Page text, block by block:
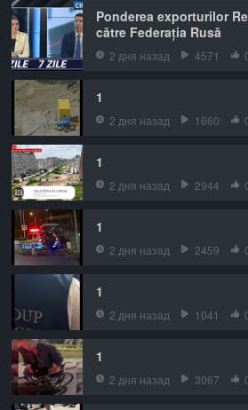
Ponderea exporturilor
către Federația Rusă
2 дня назад 4571
1
2 дня назад 1660
1
2 дня назад 2944
1
2 дня назад 2459
1
2 дня назад 1041
1
2 дня назад 3067